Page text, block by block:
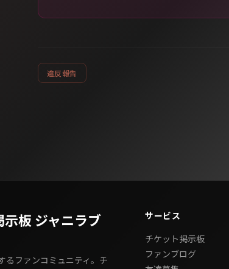
違反報告
板 ジャニラブ
るファンコミュニティ。チ
サービス
チケット掲示板
ファンブログ